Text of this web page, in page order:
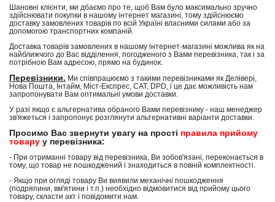
Шановні клієнти, ми дбаємо про те, щоб Вам було максимально зручно
здійснювати покупки в нашому інтернет магазині, тому здійснюємо
доставку замовлених товарів по всій Україні власними силами або за
допомогою транспортних компаній.
Доставка товарів замовлених в нашому інтернет-магазині можлива як на
найближчого до Вас відділення, погодженого з Вами перевізника, так і за
потрібною Вам адресою, прямо на будинок.
Перевізники. Ми співпрацюємо з такими перевізниками як Делівері,
Нова Пошта, Інтайм, Міст-Експрес, САТ, DPD, і це дає можливість нам
запропонувати Вам оптимальні умови доставки.
У разі якщо є альтернатива обраного Вами перевізнику - наш менеджер
зв'яжеться і запропонує розглянути альтернативні варіанти доставки.
Просимо Вас звернути увагу на прості правила прийому
товару у перевізника:
- При отриманні товару від перевізника, Ви зобов'язані, переконається в
тому, що товар не пошкоджений і знаходиться в повній комплектності.
- Якщо при огляді товару Ви виявили механічні пошкодження
(подряпини, вм'ятини і т.п.) необхідно відмовитися від прийому цього
товару, скласти акт і повідомити нам.